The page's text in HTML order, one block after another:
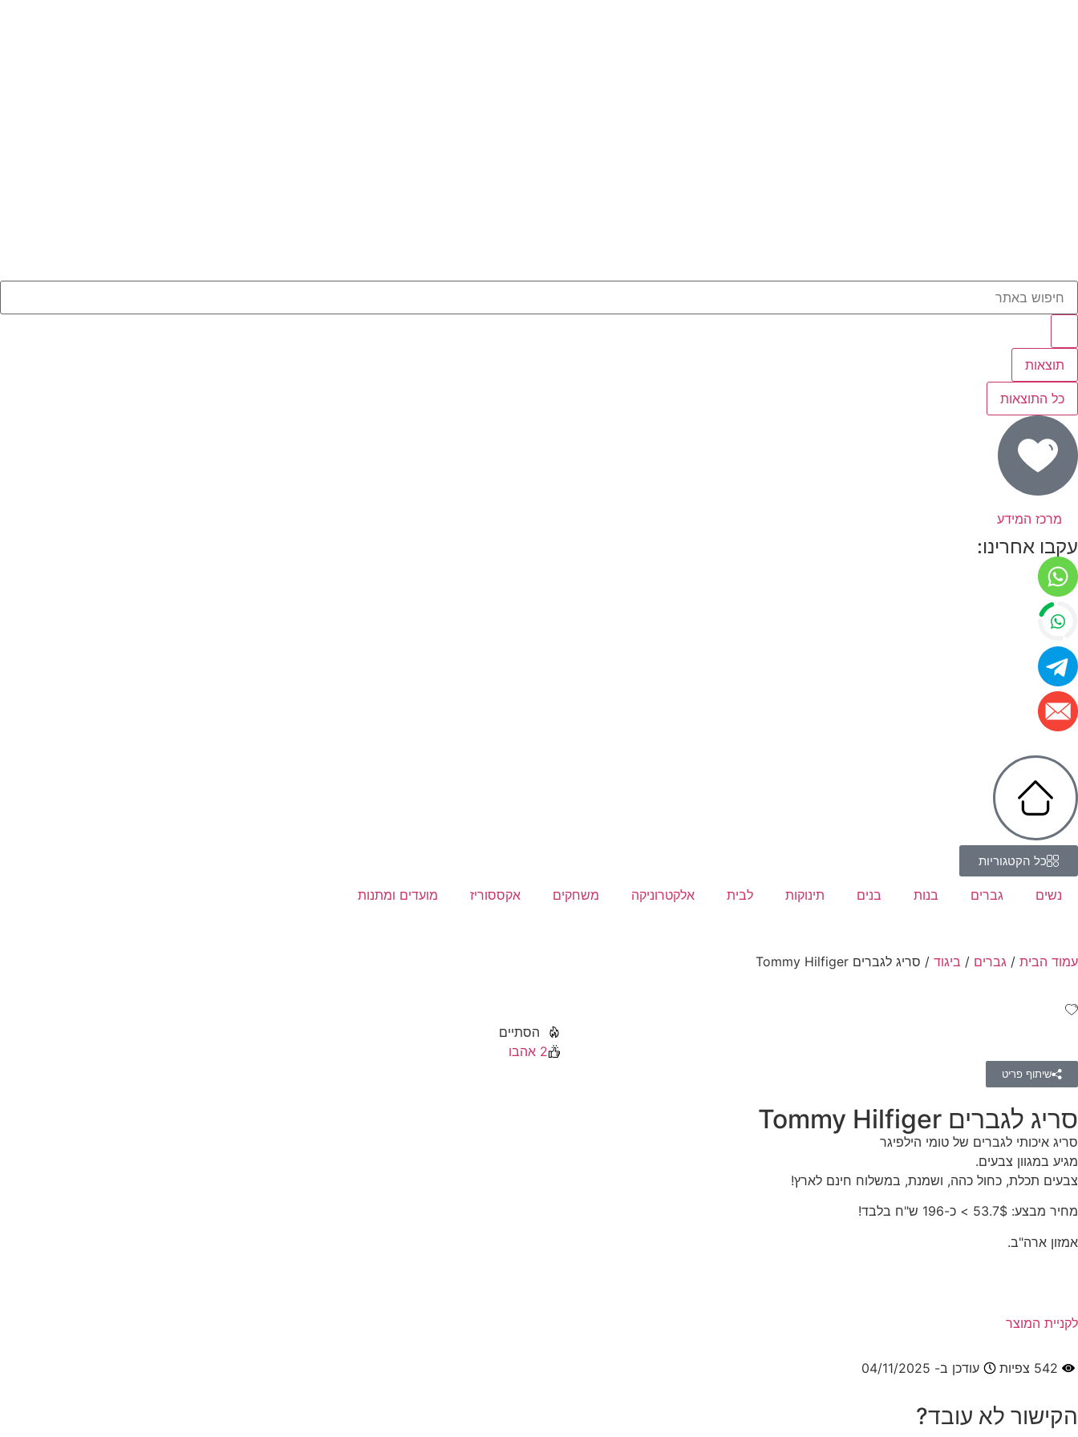
תוצאות
כל התוצאות
מרכז המידע
עקבו אחרינו:
כל הקטגוריות
נשים גברים בנות בנים תינוקות לבית אלקטרוניקה משחקים אקססוריז מועדים ומתנות
עמוד הבית / גברים / ביגוד / סריג לגברים Tommy Hilfiger
הסתיים
2 אהבו
שיתוף פריט
סריג לגברים Tommy Hilfiger
סריג איכותי לגברים של טומי הילפיגר
מגיע במגוון צבעים.
צבעים תכלת, כחול כהה, ושמנת, במשלוח חינם לארץ!
מחיר מבצע: 53.7$ > כ-196 ש"ח בלבד!
אמזון ארה"ב.
לקניית המוצר
542 צפיות עודכן ב- 04/11/2025
הקישור לא עובד?